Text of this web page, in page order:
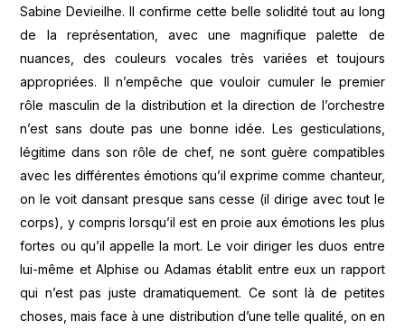
Sabine Devieilhe. Il confirme cette belle solidité tout au long
de la représentation, avec une magnifique palette de
nuances, des couleurs vocales très variées et toujours
appropriées. Il n’empêche que vouloir cumuler le premier
rôle masculin de la distribution et la direction de l’orchestre
n’est sans doute pas une bonne idée. Les gesticulations,
légitime dans son rôle de chef, ne sont guère compatibles
avec les différentes émotions qu’il exprime comme chanteur,
on le voit dansant presque sans cesse (il dirige avec tout le
corps), y compris lorsqu’il est en proie aux émotions les plus
fortes ou qu’il appelle la mort. Le voir diriger les duos entre
lui-même et Alphise ou Adamas établit entre eux un rapport
qui n’est pas juste dramatiquement. Ce sont là de petites
choses, mais face à une distribution d’une telle qualité, on en